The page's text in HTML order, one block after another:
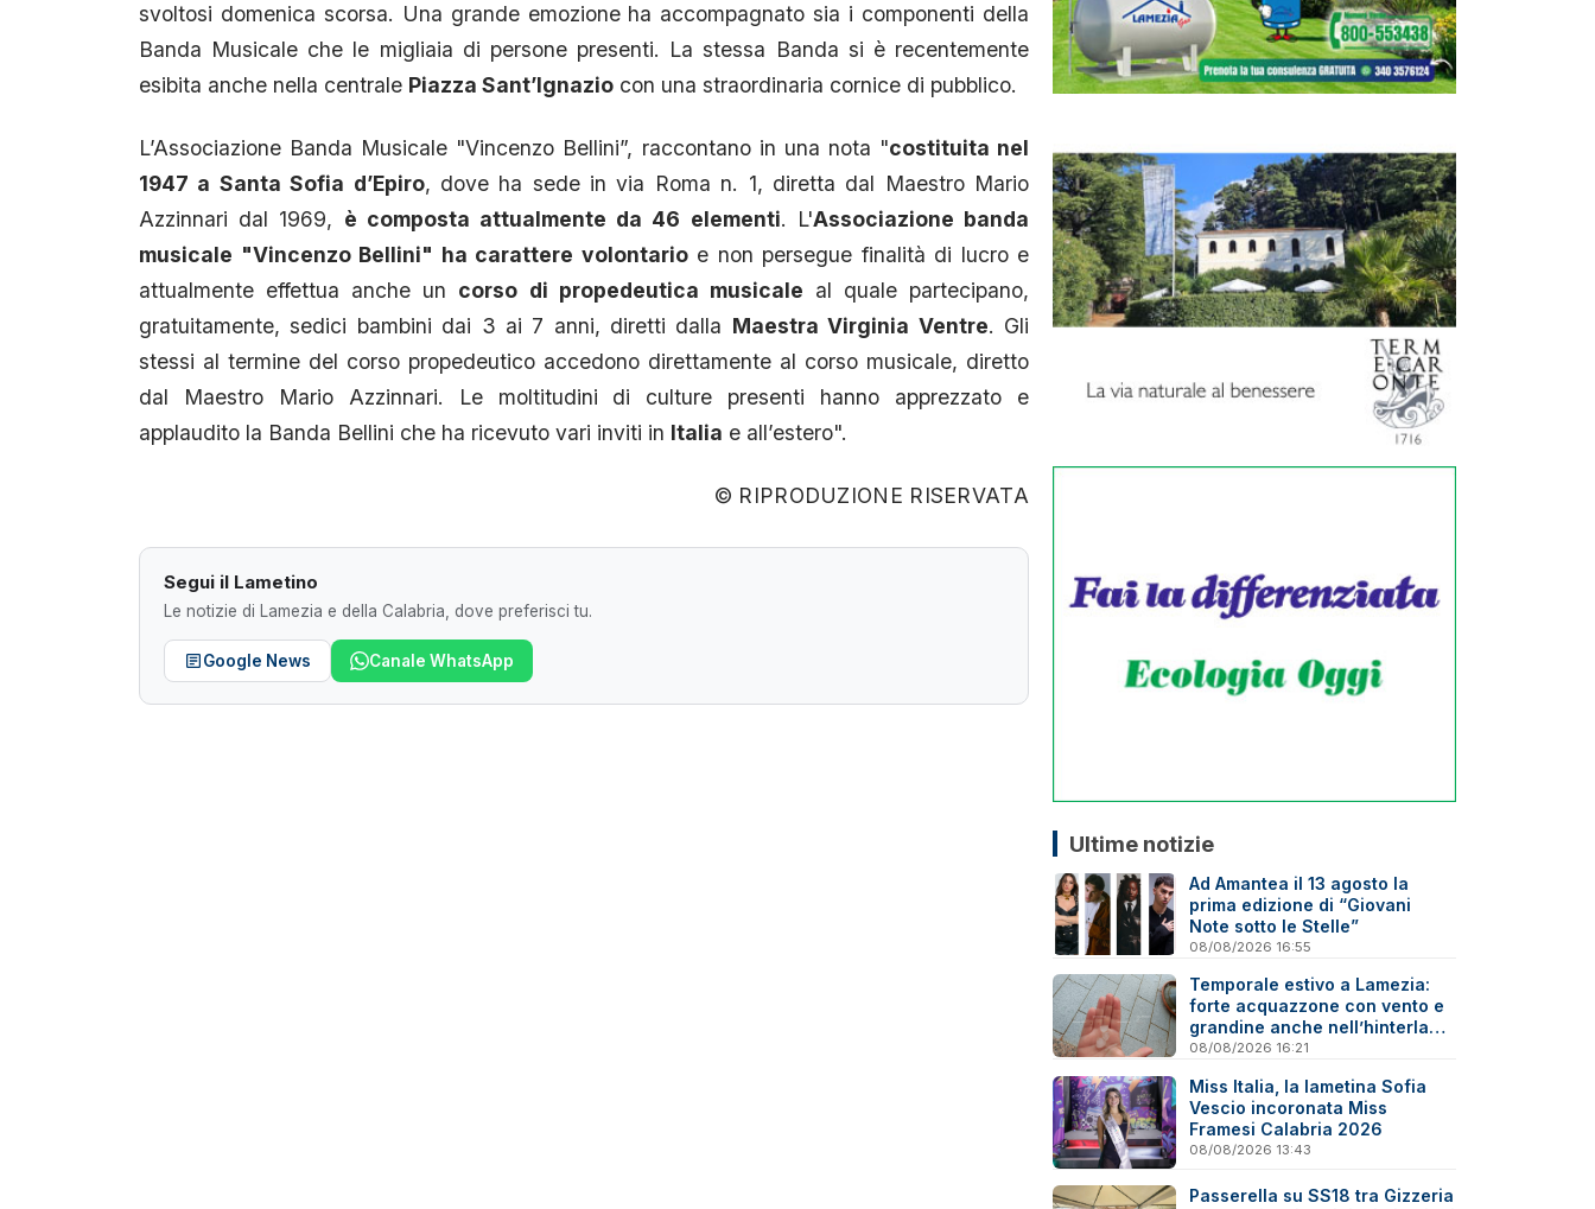
svoltosi domenica scorsa. Una grande emozione ha accompagnato sia i componenti della
Banda Musicale che le migliaia di persone presenti. La stessa Banda si è recentemente
esibita anche nella centrale Piazza Sant’Ignazio con una straordinaria cornice di pubblico.
L’Associazione Banda Musicale "Vincenzo Bellini”, raccontano in una nota "costituita nel
1947 a Santa Sofia d’Epiro, dove ha sede in via Roma n. 1, diretta dal Maestro Mario
Azzinnari dal 1969, è composta attualmente da 46 elementi. L'Associazione banda
musicale "Vincenzo Bellini" ha carattere volontarioe non persegue finalità di lucro e
attualmente effettua anche un corso di propedeutica musicale al quale partecipano,
gratuitamente, sedici bambini dai 3 ai 7 anni, diretti dalla Maestra Virginia Ventre. Gli
stessi al termine del corso propedeutico accedono direttamente al corso musicale, diretto
dal Maestro Mario Azzinnari. Le moltitudini di culture presenti hanno apprezzato e
applaudito la Banda Bellini che ha ricevuto vari inviti in Italia e all’estero".
© RIPRODUZIONE RISERVATA
Segui il Lametino
Le notizie di Lamezia e della Calabria, dove preferisci tu.
Google News Canale WhatsApp
Ultime notizie
Ad Amantea il 13 agosto la
prima edizione di “Giovani
Note sotto le Stelle”
08/08/2026 16:55
Temporale estivo a Lamezia:
forte acquazzone con vento e
grandine anche nell’hinterland
- Video
08/08/2026 16:21
Miss Italia, la lametina Sofia
Vescio incoronata Miss
Framesi Calabria 2026
08/08/2026 13:43
Passerella su SS18 tra Gizzeria